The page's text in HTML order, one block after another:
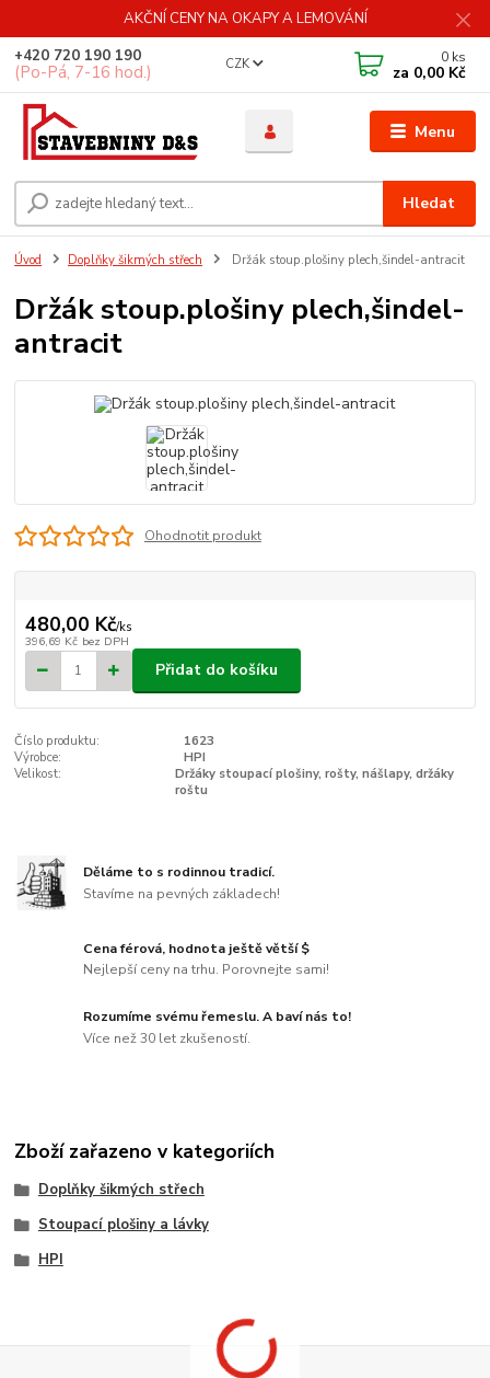
AKČNÍ CENY NA OKAPY A LEMOVÁNÍ
Menu
CZK
Hledat
+420 720 190 190
(Po-Pá, 7-16 hod.)
0 ks
za 0,00 Kč
Úvod Doplňky šikmých střech Držák stoup.plošiny plech,šindel-antracit
Držák stoup.plošiny plech,šindel-
antracit
Ohodnotit produkt
480,00 Kč/ks
396,69 Kč bez DPH
Přidat do košíku
Číslo produktu:
1623
Výrobce:
HPI
Velikost:
Držáky stoupací plošiny, rošty, nášlapy, držáky
roštu
Děláme to s rodinnou tradicí.
Stavíme na pevných základech!
Cena férová, hodnota ještě větší $
Nejlepší ceny na trhu. Porovnejte sami!
Rozumíme svému řemeslu. A baví nás to!
Více než 30 let zkušeností.
Zboží zařazeno v kategoriích
Doplňky šikmých střech
Stoupací plošiny a lávky
HPI